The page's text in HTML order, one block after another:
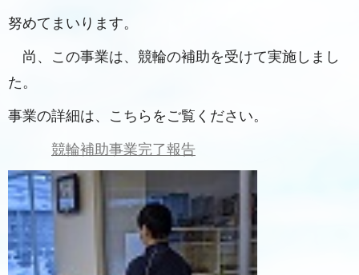
努めてまいります。
尚、この事業は、競輪の補助を受けて実施しまし
た。
事業の詳細は、こちらをご覧ください。
競輪補助事業完了報告